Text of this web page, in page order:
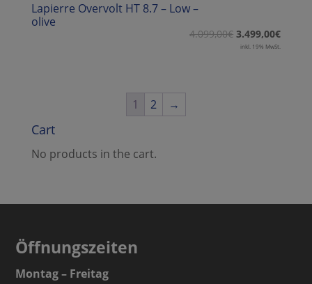
Lapierre Overvolt HT 8.7 – Low –
olive
4.099,00€ 3.499,00€
inkl. 19% MwSt.
1 2 →
Cart
No products in the cart.
Öffnungszeiten
Montag – Freitag